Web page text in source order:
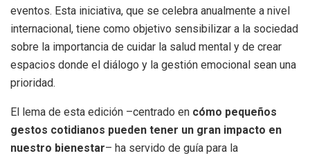
eventos. Esta iniciativa, que se celebra anualmente a nivel
internacional, tiene como objetivo sensibilizar a la sociedad
sobre la importancia de cuidar la salud mental y de crear
espacios donde el diálogo y la gestión emocional sean una
prioridad.
El lema de esta edición –centrado en cómo pequeños
gestos cotidianos pueden tener un gran impacto en
nuestro bienestar– ha servido de guía para la